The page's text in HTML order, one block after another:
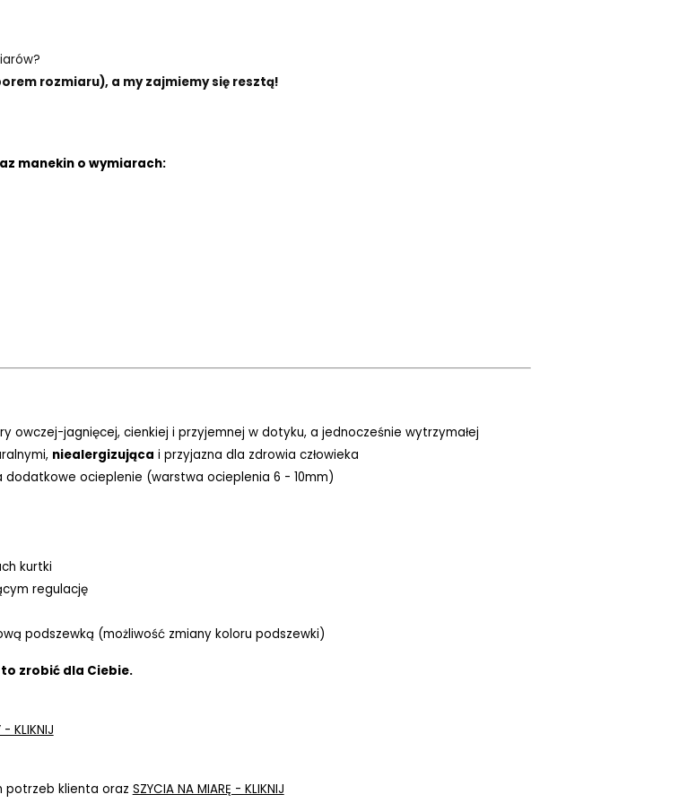
rozmiaru), a my zajmiemy się resztą!
manekin o wymiarach:
owczej-jagnięcej, cienkiej i przyjemnej w dotyku, a jednocześnie wytrzymałej
niealergizująca i przyjazna dla zdrowia człowieka
dodatkowe ocieplenie (warstwa ocieplenia 6 - 10mm)
kurtki
regulację
podszewką (możliwość zmiany koloru podszewki)
zrobić dla Ciebie.
- KLIKNIJ
potrzeb klienta oraz SZYCIA NA MIARĘ - KLIKNIJ